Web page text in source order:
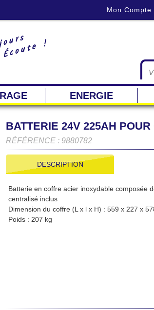
Mon Compte
!
ENERGIE
BATTERIE 24V 225AH
RÉFÉRENCE : 9880782
DESCRIPTION
Batterie en coffre acier inoxydable composée
centralisé inclus
Dimension du coffre (L x l x H) : 559 x 227 x
Poids : 207 kg